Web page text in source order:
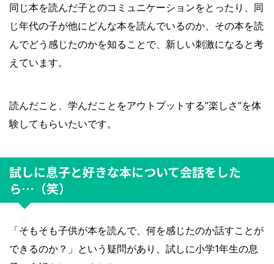
同じ本を読んだ子とのコミュニケーションをとったり、同
じ年代の子が他にどんな本を読んでいるのか、その本を読
んでどう感じたのかを知ることで、新しい刺激になると考
えています。
読んだこと、学んだことをアウトプットする”楽しさ”を体
験してもらいたいです。
試しに息子と好きな本について会話をした
ら…（笑）
「そもそも子供が本を読んで、何を感じたのか話すことが
できるのか？」という疑問があり、試しに小学1年生の息